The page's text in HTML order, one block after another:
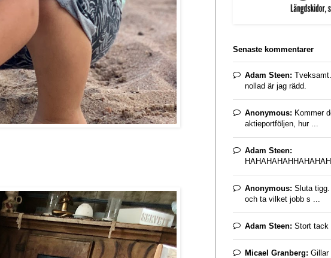
Senaste kommentarer
Adam Steen:
nollad är jag rädd.
Anonymous: Kommer
aktieportföljen, hur ...
Adam Steen:
Anonymous: Sluta tigg.
och ta vilket jobb s ...
Adam Steen: Stort tack
Micael Granberg: Gillar